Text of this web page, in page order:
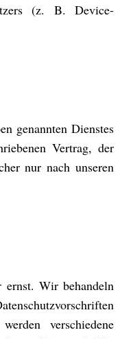
(z. B. Device-
genannten Dienstes
Vertrag, der
nur nach unseren
ernst. Wir behandeln
verschiedene